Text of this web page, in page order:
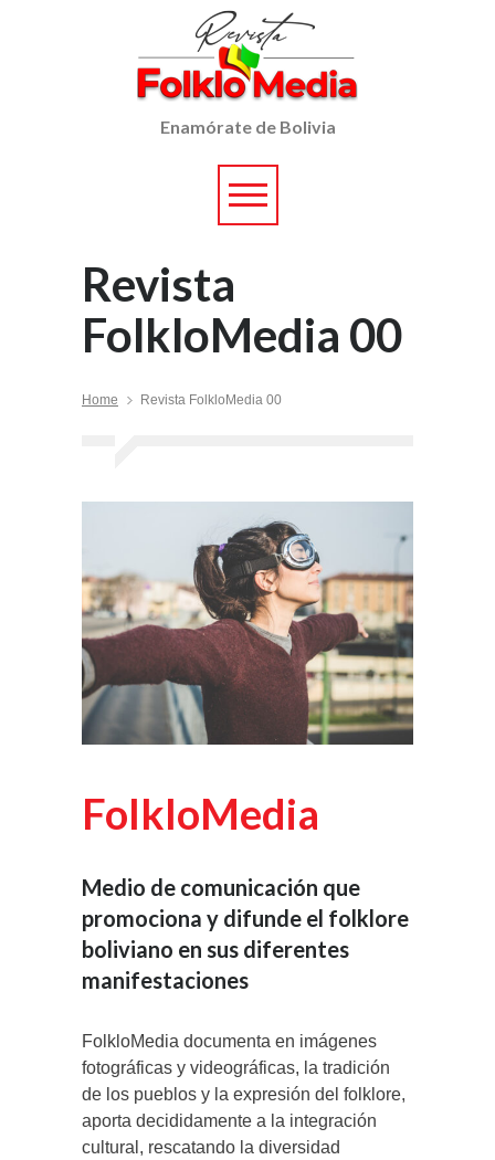
Enamórate de Bolivia
Revista
FolkloMedia 00
Home Revista FolkloMedia 00
FolkloMedia
Medio de comunicación que
promociona y difunde el folklore
boliviano en sus diferentes
manifestaciones
FolkloMedia documenta en imágenes
fotográficas y videográficas, la tradición
de los pueblos y la expresión del folklore,
aporta decididamente a la integración
cultural, rescatando la diversidad